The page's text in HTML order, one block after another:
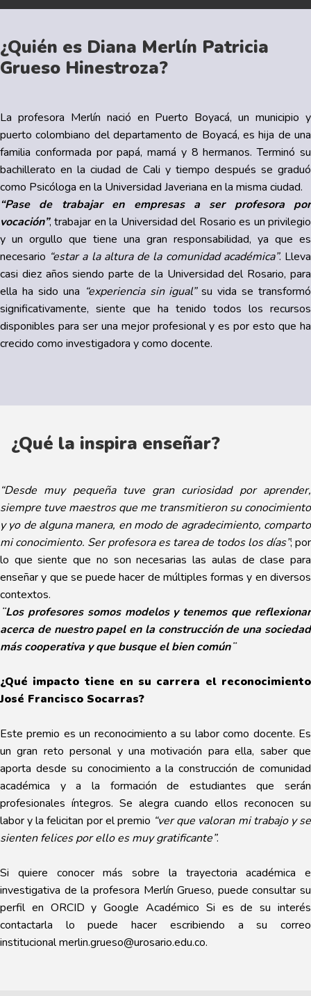
¿Quién es Diana Merlín Patricia
Grueso Hinestroza?
La profesora Merlín nació en Puerto Boyacá, un municipio y
puerto colombiano del departamento de Boyacá, es hija de una
familia conformada por papá, mamá y 8 hermanos. Terminó su
bachillerato en la ciudad de Cali y tiempo después se graduó
como Psicóloga en la Universidad Javeriana en la misma ciudad.
“Pase de trabajar en empresas a ser profesora por
vocación”, trabajar en la Universidad del Rosario es un privilegio
y un orgullo que tiene una gran responsabilidad, ya que es
necesario “estar a la altura de la comunidad académica”. Lleva
casi diez años siendo parte de la Universidad del Rosario, para
ella ha sido una “experiencia sin igual”su vida se transformó
significativamente, siente que ha tenido todos los recursos
disponibles para ser una mejor profesional y es por esto que ha
crecido como investigadora y como docente.
¿Qué la inspira enseñar?
“Desde muy pequeña tuve gran curiosidad por aprender,
siempre tuve maestros que me transmitieron su conocimiento
y yo de alguna manera, en modo de agradecimiento, comparto
mi conocimiento. Ser profesora es tarea de todos los días”; por
lo que siente que no son necesarias las aulas de clase para
enseñar y que se puede hacer de múltiples formas y en diversos
contextos.
¨Los profesores somos modelos y tenemos que reflexionar
acerca de nuestro papel en la construcción de una sociedad
más cooperativa y que busque el bien común¨
¿Qué impacto tiene en su carrera el reconocimiento
José Francisco Socarras?
Este premio es un reconocimiento a su labor como docente. Es
un gran reto personal y una motivación para ella, saber que
aporta desde su conocimiento a la construcción de comunidad
académica y a la formación de estudiantes que serán
profesionales íntegros. Se alegra cuando ellos reconocen su
labor y la felicitan por el premio “ver que valoran mi trabajo y se
sienten felices por ello es muy gratificante”.
Si quiere conocer más sobre la trayectoria académica e
investigativa de la profesora Merlín Grueso, puede consultar su
perfil en ORCID yGoogle Académico Si es de su interés
contactarla lo puede hacer escribiendo a su correo
institucionalmerlin.grueso@urosario.edu.co.